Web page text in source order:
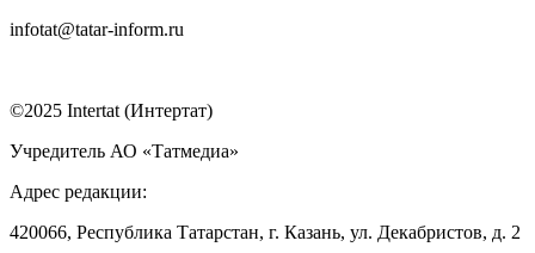
infotat@tatar-inform.ru
©2025 Intertat (Интертат)
Учредитель АО «Татмедиа»
Адрес редакции:
420066, Республика Татарстан, г. Казань, ул. Декабристов, д. 2